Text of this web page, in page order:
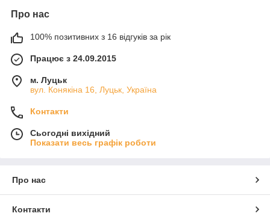
Про нас
100% позитивних з 16 відгуків за рік
Працює з 24.09.2015
м. Луцьк
вул. Конякіна 16, Луцьк, Україна
Контакти
Сьогодні вихідний
Показати весь графік роботи
Про нас
Контакти